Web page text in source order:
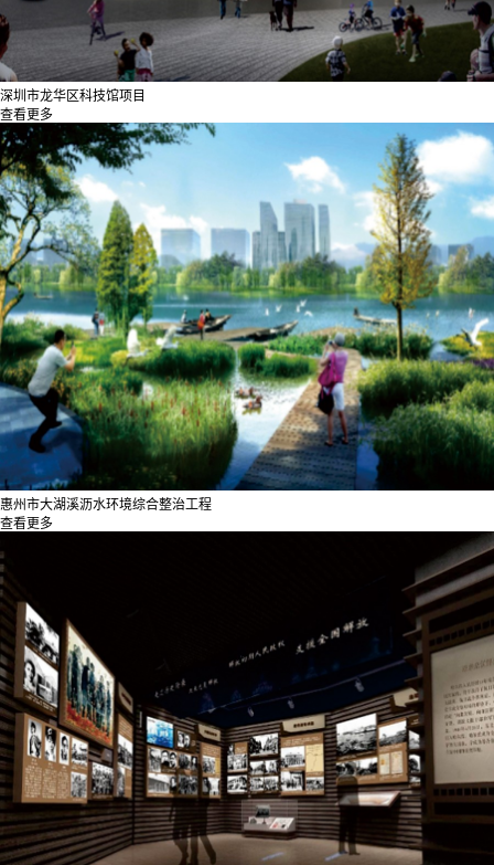
深圳市龙华区科技馆项目
查看更多
惠州市大湖溪沥水环境综合整治工程
查看更多